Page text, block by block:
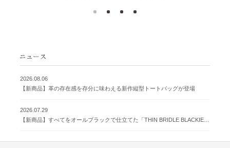
2026.08.06
【新商品】革の存在感を存分に味わえる新作縦型トートバッグが登場
2026.07.29